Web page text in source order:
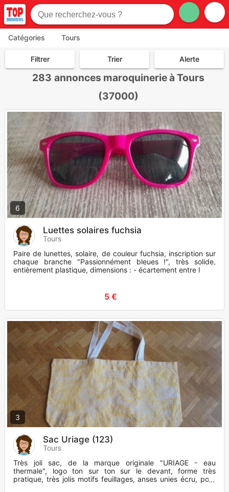
Catégories Tours
Filtrer Trier Alerte
283 annonces maroquinerie à Tours
(37000)
6
Luettes solaires fuchsia
Tours
Paire de lunettes, solaire, de couleur fuchsia, inscription sur
chaque branche "Passionnément bleues !", très solide,
entièrement plastique, dimensions : - écartement entre l
5 €
3
Sac Uriage (123)
Tours
Très joli sac, de la marque originale "URIAGE - eau
thermale", logo ton sur ton sur le devant, forme très
pratique, très jolis motifs feuillages, anses unies écru, pour